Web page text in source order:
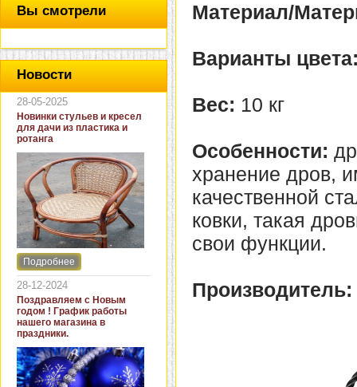
Вы смотрели
Новости
28-05-2025
Новинки стульев и кресел
для дачи из пластика и
ротанга
Интернет-магазин "Кровать
и диван" представляет
новинки стульев и кресел
для дачи. В ассортименте
представлены как
бюджетные модели из
пластика для дачи, так и
кресла для загородных
домов из натурального и
искусственного ротанга.
Подробнее
28-12-2024
Поздравляем с Новым
годом ! График работы
нашего магазина в
праздники.
Материал/
Варианты
Вес: 10 кг
Особенности:
хранение дров,
качественной
ковки, такая
свои функции.
Производитель: